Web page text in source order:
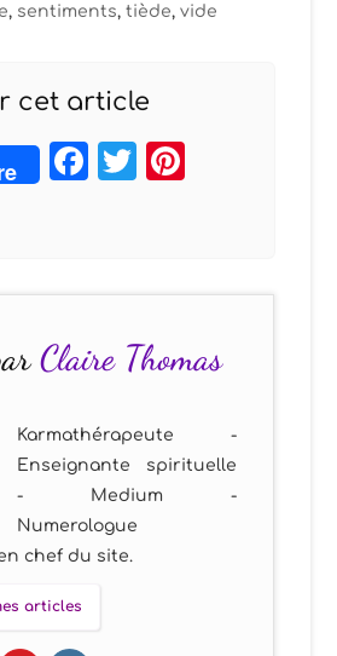
, sentiments,tiède,vide
cet article
Facebook
Twitter
Claire Thomas
Karmathérapeute -
Enseignante spirituelle
- Medium -
Numerologue
chef du site.
articles